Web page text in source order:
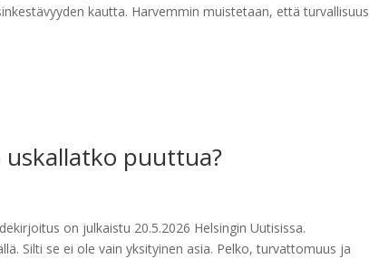
kautta. Harvemmin muistetaan, että turvallisuus
uskallatko puuttua?
on julkaistu 20.5.2026 Helsingin Uutisissa.
Silti se ei ole vain yksityinen asia. Pelko, turvattomuus ja